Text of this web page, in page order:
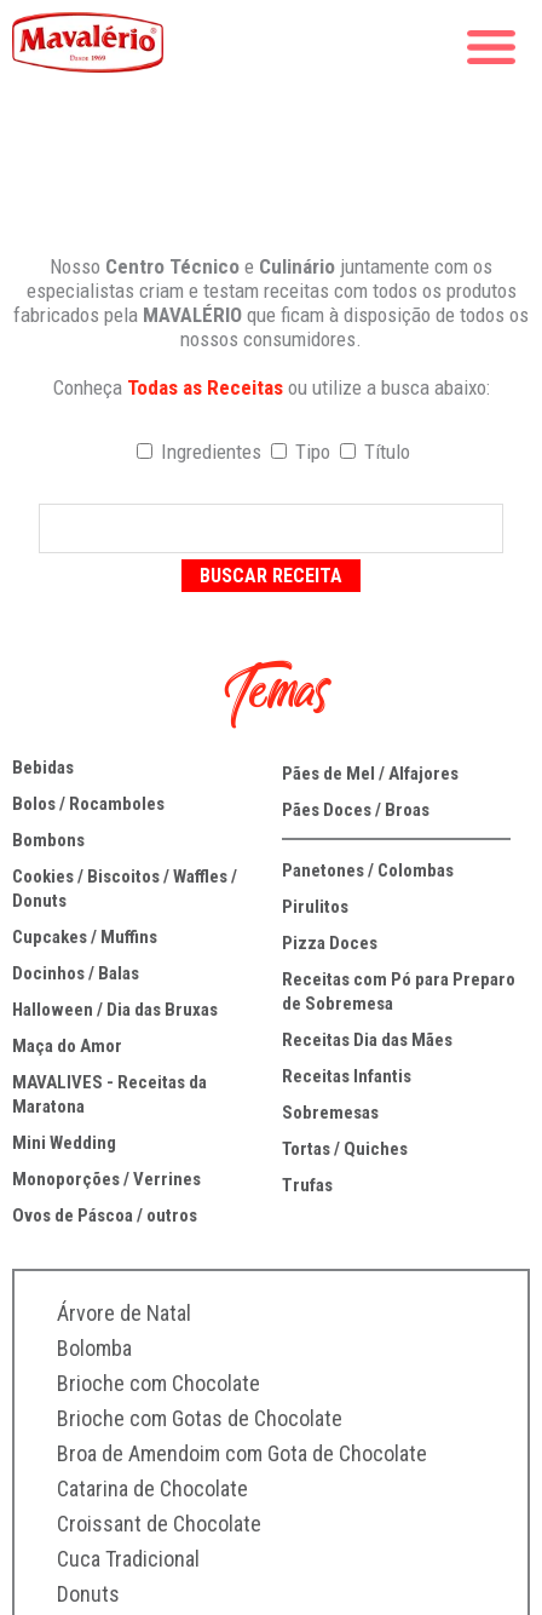
Nosso Centro Técnico e Culinário juntamente com os
especialistas criam e testam receitas com todos os produtos
fabricados pela MAVALÉRIO que ficam à disposição de todos os
nossos consumidores.
Conheça Todas as Receitasou utilize a busca abaixo:
Ingredientes Tipo Título
Temas
Bebidas
Bolos / Rocamboles
Bombons
Cookies / Biscoitos / Waffles /
Donuts
Cupcakes / Muffins
Docinhos / Balas
Halloween / Dia das Bruxas
Maça do Amor
MAVALIVES - Receitas da
Maratona
Mini Wedding
Monoporções / Verrines
Ovos de Páscoa / outros
Pães de Mel / Alfajores
Pães Doces / Broas
Panetones / Colombas
Pirulitos
Pizza Doces
Receitas com Pó para Preparo
de Sobremesa
Receitas Dia das Mães
Receitas Infantis
Sobremesas
Tortas / Quiches
Trufas
Árvore de Natal
Bolomba
Brioche com Chocolate
Brioche com Gotas de Chocolate
Broa de Amendoim com Gota de Chocolate
Catarina de Chocolate
Croissant de Chocolate
Cuca Tradicional
Donuts